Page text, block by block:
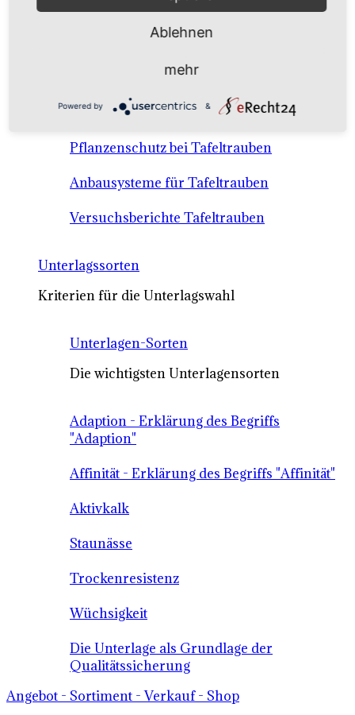
Anbausysteme & Recht
Tafeltrauben A-Z Sortenbeschreibungen
Tafeltraubenanbau - rechtliche
Voraussetzungen
Pflanzenschutz bei Tafeltrauben
Anbausysteme für Tafeltrauben
Versuchsberichte Tafeltrauben
Unterlagssorten
Kriterien für die Unterlagswahl
Unterlagen-Sorten
Die wichtigsten Unterlagensorten
Adaption - Erklärung des Begriffs
"Adaption"
Affinität - Erklärung des Begriffs "Affinität"
Aktivkalk
Staunässe
Trockenresistenz
Wüchsigkeit
Die Unterlage als Grundlage der
Qualitätssicherung
Angebot - Sortiment - Verkauf - Shop
Ablehnen
mehr
Powered by &